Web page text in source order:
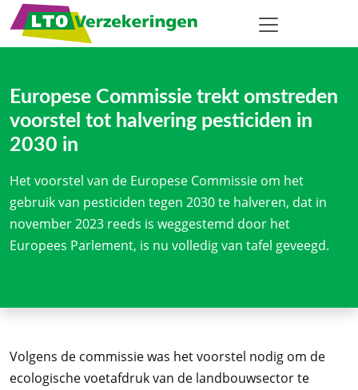
Europese Commissie trekt omstreden
voorstel tot halvering pesticiden in
2030 in
Het voorstel van de Europese Commissie om het
gebruik van pesticiden tegen 2030 te halveren, dat in
november 2023 reeds is weggestemd door het
Europees Parlement, is nu volledig van tafel geveegd.
Volgens de commissie was het voorstel nodig om de
ecologische voetafdruk van de landbouwsector te